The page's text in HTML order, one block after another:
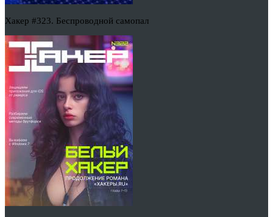
Хакер #323. Беспроводной самопал